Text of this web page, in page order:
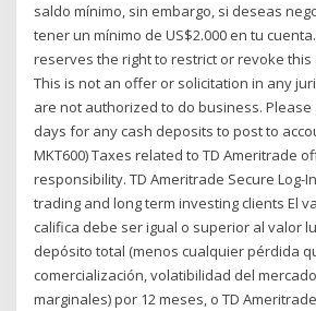
saldo mínimo, sin embargo, si deseas
tener un mínimo de US$2.000 en tu
reserves the right to restrict or revoke this
This is not an offer or solicitation in any
are not authorized to do business. Please
days for any cash deposits to post to
MKT600) Taxes related to TD Ameritrade
responsibility. TD Ameritrade Secure Log-
trading and long term investing clients El
califica debe ser igual o superior al valor
depósito total (menos cualquier pérdida
comercialización, volatibilidad del
marginales) por 12 meses, o TD